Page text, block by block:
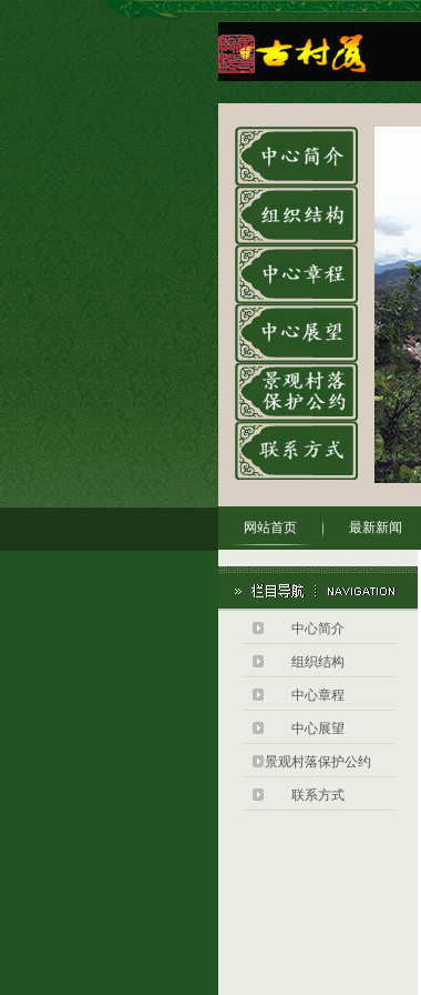
网站首页 最新新闻
中心简介
组织结构
中心章程
中心展望
景观村落保护公约
联系方式